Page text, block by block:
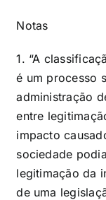
Notas
1. “A
é um processo
administração
entre
impacto
sociedade
legitimação da
de uma